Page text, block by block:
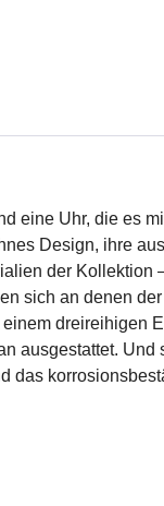
eine Uhr, die es
Design, ihre
der
sich an denen
ausgestattet.
das